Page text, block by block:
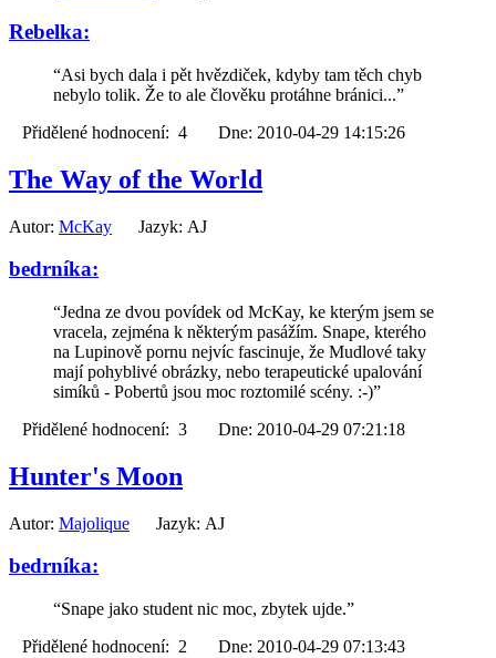
Rebelka:
“Asi bych dala i pět hvězdiček, kdyby tam těch chyb
nebylo tolik. Že to ale člověku protáhne bránici...”
Přidělené hodnocení: 4 Dne: 2010-04-29 14:15:26
The Way of the World
Autor: McKay Jazyk: AJ
bedrníka:
“Jedna ze dvou povídek od McKay, ke kterým jsem se
vracela, zejména k některým pasážím. Snape, kterého
na Lupinově pornu nejvíc fascinuje, že Mudlové taky
mají pohyblivé obrázky, nebo terapeutické upalování
simíků - Pobertů jsou moc roztomilé scény. :-)”
Přidělené hodnocení: 3 Dne: 2010-04-29 07:21:18
Hunter's Moon
Autor: Majolique Jazyk: AJ
bedrníka:
“Snape jako student nic moc, zbytek ujde.”
Přidělené hodnocení: 2 Dne: 2010-04-29 07:13:43